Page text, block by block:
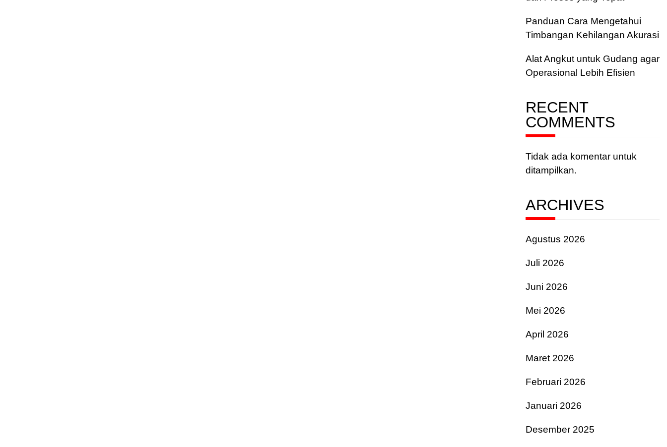
Panduan Cara Mengetahui
Timbangan Kehilangan Akurasi
Alat Angkut untuk Gudang agar
Operasional Lebih Efisien
RECENT
COMMENTS
Tidak ada komentar untuk
ditampilkan.
ARCHIVES
Agustus 2026
Juli 2026
Juni 2026
Mei 2026
April 2026
Maret 2026
Februari 2026
Januari 2026
Desember 2025